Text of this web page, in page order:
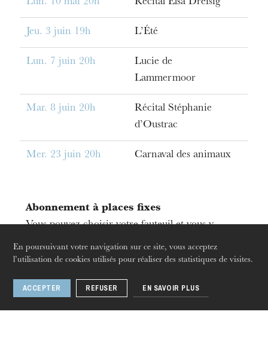
En poursuivant votre navigation sur ce site, vous acceptez
l’utilisation de cookies utilisés pour réaliser des statistiques de visites.
ACCEPTER REFUSER EN SAVOIR PLUS
Jeu. 3 juin 19h L’Été
Lun. 7 juin 20h
Lucie de
Lammermoor
Mar. 8 juin 20h
Récital Stéphanie
d’Oustrac
Mer. 23 juin 20h Carnaval des animaux
Abonnement à places fixes
Vous pouvez choisir votre fauteuil et vous y
installer pour toutes les représentations de votre
abonnement. En cas de réabonnement à la même
la saison précédente si vous vous réabonnez avant
le 27 mai.